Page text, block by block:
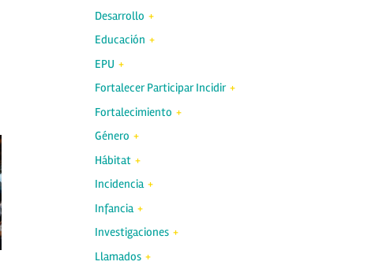
Desarrollo
Educación
EPU
Fortalecer Participar Incidir
Fortalecimiento
Género
Hábitat
Incidencia
Infancia
Investigaciones
Llamados